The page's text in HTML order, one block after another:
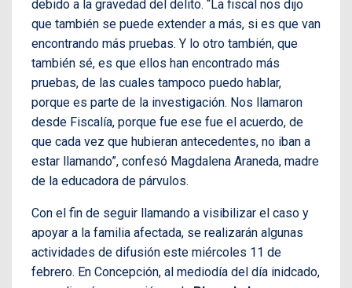
debido a la gravedad del delito. “La fiscal nos dijo
que también se puede extender a más, si es que van
encontrando más pruebas. Y lo otro también, que
también sé, es que ellos han encontrado más
pruebas, de las cuales tampoco puedo hablar,
porque es parte de la investigación. Nos llamaron
desde Fiscalía, porque fue ese fue el acuerdo, de
que cada vez que hubieran antecedentes, no iban a
estar llamando”, confesó Magdalena Araneda, madre
de la educadora de párvulos.
Con el fin de seguir llamando a visibilizar el caso y
apoyar a la familia afectada, se realizarán algunas
actividades de difusión este miércoles 11 de
febrero. En Concepción, al mediodía del día inidcado,